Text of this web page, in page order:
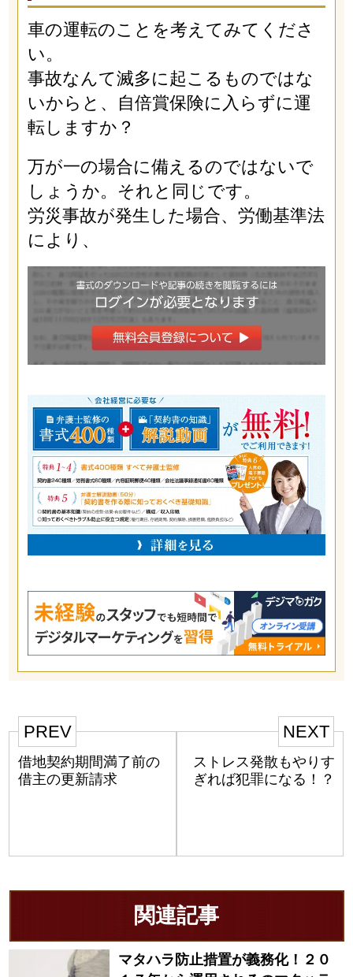
車の運転のことを考えてみてくださ
い。
事故なんて滅多に起こるものではな
いからと、自倍賞保険に入らずに運
転しますか？
万が一の場合に備えるのではないで
しょうか。それと同じです。
労災事故が発生した場合、労働基準法
により、
PREV
借地契約期間満了前の
借主の更新請求
NEXT
ストレス発散もやりす
ぎれば犯罪になる！？
関連記事
マタハラ防止措置が義務化！２０